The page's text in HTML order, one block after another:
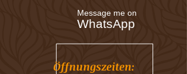
Message me on
WhatsApp
Öffnungszeiten: